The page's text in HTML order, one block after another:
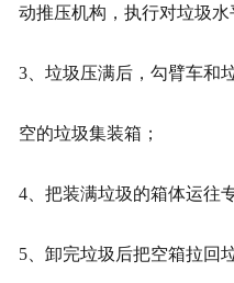
动推压机构，执行对垃圾水
3、垃圾压满后，勾臂车和
空的垃圾集装箱；
4、把装满垃圾的箱体运往
5、卸完垃圾后把空箱拉回